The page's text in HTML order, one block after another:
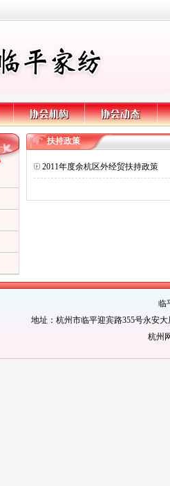
扶持政策
2011年度余杭区外经贸扶持政策
临
地址：杭州市临平迎宾路355号永安大
杭州